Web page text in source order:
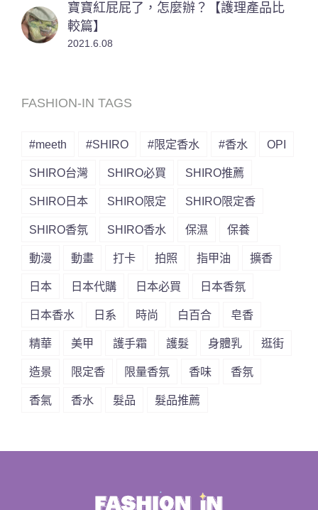
寶寶紅屁屁了，怎麼辦？【護理產品比
較篇】
2021.6.08
FASHION-IN TAGS
#meeth #SHIRO #限定香水 #香水 OPI
SHIRO台灣 SHIRO必買 SHIRO推薦
SHIRO日本 SHIRO限定 SHIRO限定香
SHIRO香氛 SHIRO香水 保濕 保養
動漫 動畫 打卡 拍照 指甲油 擴香
日本 日本代購 日本必買 日本香氛
日本香水 日系 時尚 白百合 皂香
精華 美甲 護手霜 護髮 身體乳 逛街
造景 限定香 限量香氛 香味 香氛
香氣 香水 髮品 髮品推薦